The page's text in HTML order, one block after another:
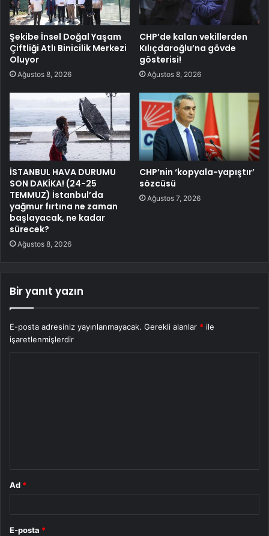
Şekibe İnsel Doğal Yaşam
Çiftliği Atlı Binicilik Merkezi
Oluyor
Ağustos 8, 2026
CHP’de kalan vekillerden
Kılıçdaroğlu’na gövde
gösterisi!
Ağustos 8, 2026
İSTANBUL HAVA DURUMU
SON DAKİKA! (24-25
TEMMUZ) İstanbul’da
yağmur fırtına ne zaman
başlayacak, ne kadar
sürecek?
Ağustos 8, 2026
CHP’nin ‘kopyala-yapıştır’
sözcüsü
Ağustos 7, 2026
Bir yanıt yazın
E-posta adresiniz yayınlanmayacak. Gerekli alanlar * ile
işaretlenmişlerdir
Ad *
E-posta *